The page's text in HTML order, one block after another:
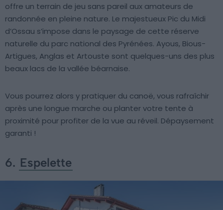
offre un terrain de jeu sans pareil aux amateurs de
randonnée en pleine nature. Le majestueux Pic du Midi
d’Ossau s’impose dans le paysage de cette réserve
naturelle du parc national des Pyrénées. Ayous, Bious-
Artigues, Anglas et Artouste sont quelques-uns des plus
beaux lacs de la vallée béarnaise.
Vous pourrez alors y pratiquer du canoë, vous rafraîchir
après une longue marche ou planter votre tente à
proximité pour profiter de la vue au réveil. Dépaysement
garanti !
6. Espelette